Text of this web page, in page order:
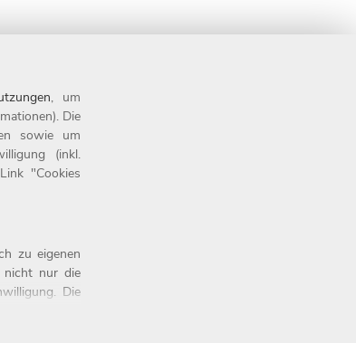
, um
Die
sowie um
(inkl.
"Cookies
zu eigenen
nicht nur die
Die